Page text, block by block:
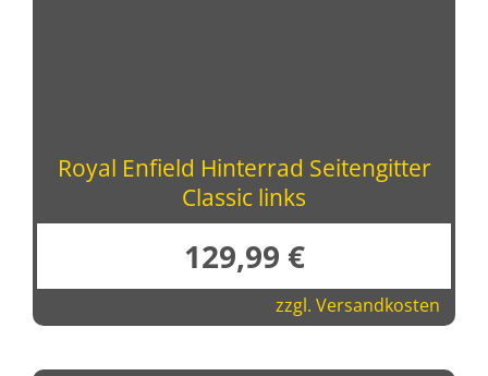
Royal Enfield Hinterrad Seitengitter
Classic links
129,99 €
zzgl. Versandkosten